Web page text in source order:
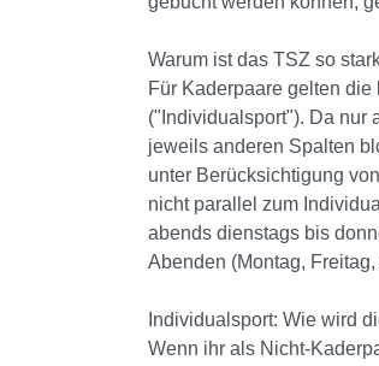
Warum ist das TSZ so
Für Kaderpaare gelten
("Individualsport"). Da nur
jeweils anderen Spalten
unter Berücksichtigung
nicht parallel zum
abends dienstags bis
Abenden (Montag,
Individualsport: Wie wird
Wenn ihr als Nicht-